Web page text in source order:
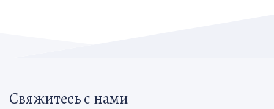
Свяжитесь с нами